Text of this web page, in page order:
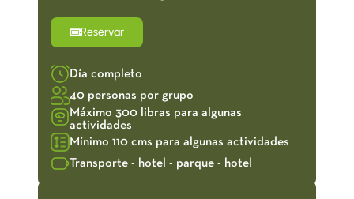
Reservar
Día completo
40 personas por grupo
Máximo 300 libras para algunas
actividades
Mínimo 110 cms para algunas actividades
Transporte - hotel - parque - hotel